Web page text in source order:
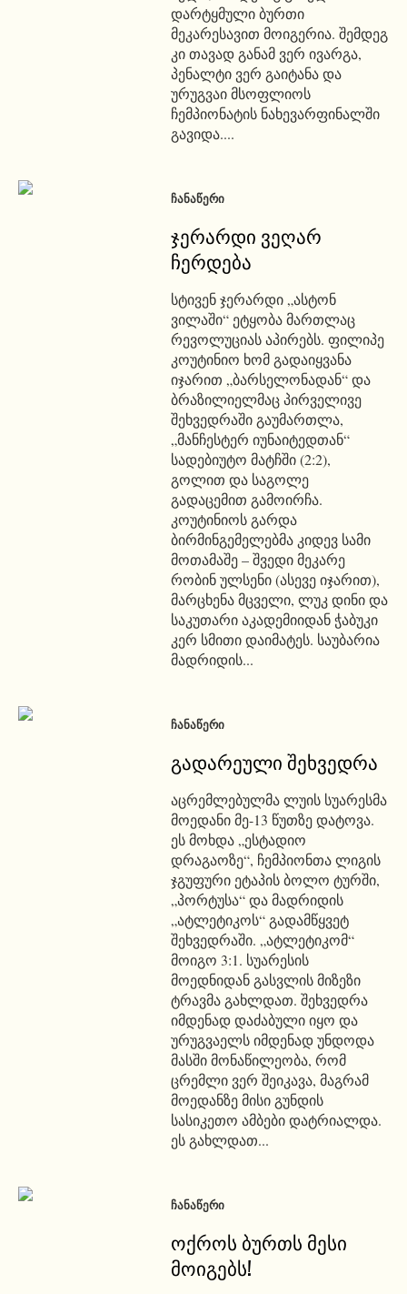
დარტყმული ბურთი
მეკარესავით მოიგერია. შემდეგ
კი თავად განამ ვერ ივარგა,
პენალტი ვერ გაიტანა და
ურუგვაი მსოფლიოს
ჩემპიონატის ნახევარფინალში
გავიდა....
ᲩᲐᲜᲐᲬᲔᲠᲘ
ჯერარდი ვეღარ
ჩერდება
სტივენ ჯერარდი „ასტონ
ვილაში“ ეტყობა მართლაც
რევოლუციას აპირებს. ფილიპე
კოუტინიო ხომ გადაიყვანა
იჯარით „ბარსელონადან“ და
ბრაზილიელმაც პირველივე
შეხვედრაში გაუმართლა,
„მანჩესტერ იუნაიტედთან“
სადებიუტო მატჩში (2:2),
გოლით და საგოლე
გადაცემით გამოირჩა.
კოუტინიოს გარდა
ბირმინგემელებმა კიდევ სამი
მოთამაშე – შვედი მეკარე
რობინ ულსენი (ასევე იჯარით),
მარცხენა მცველი, ლუკ დინი და
საკუთარი აკადემიიდან ჭაბუკი
კერ სმითი დაიმატეს. საუბარია
მადრიდის...
ᲩᲐᲜᲐᲬᲔᲠᲘ
გადარეული შეხვედრა
აცრემლებულმა ლუის სუარესმა
მოედანი მე-13 წუთზე დატოვა.
ეს მოხდა „ესტადიო
დრაგაოზე“, ჩემპიონთა ლიგის
ჯგუფური ეტაპის ბოლო ტურში,
„პორტუსა“ და მადრიდის
„ატლეტიკოს“ გადამწყვეტ
შეხვედრაში. „ატლეტიკომ“
მოიგო 3:1. სუარესის
მოედნიდან გასვლის მიზეზი
ტრავმა გახლდათ. შეხვედრა
იმდენად დაძაბული იყო და
ურუგვაელს იმდენად უნდოდა
მასში მონაწილეობა, რომ
ცრემლი ვერ შეიკავა, მაგრამ
მოედანზე მისი გუნდის
სასიკეთო ამბები დატრიალდა.
ეს გახლდათ...
ᲩᲐᲜᲐᲬᲔᲠᲘ
ოქროს ბურთს მესი
მოიგებს!